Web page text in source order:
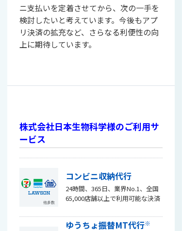
ニ支払いを定着させてから、次の一手を
検討したいと考えています。今後もアプ
リ決済の拡充など、さらなる利便性の向
上に期待しています。
株式会社日本生物科学様のご利用サ
ービス
コンビニ収納代行
24時間、365日、業界No.1、全国
65,000店舗以上で利用可能な決済
ゆうちょ振替MT代行※